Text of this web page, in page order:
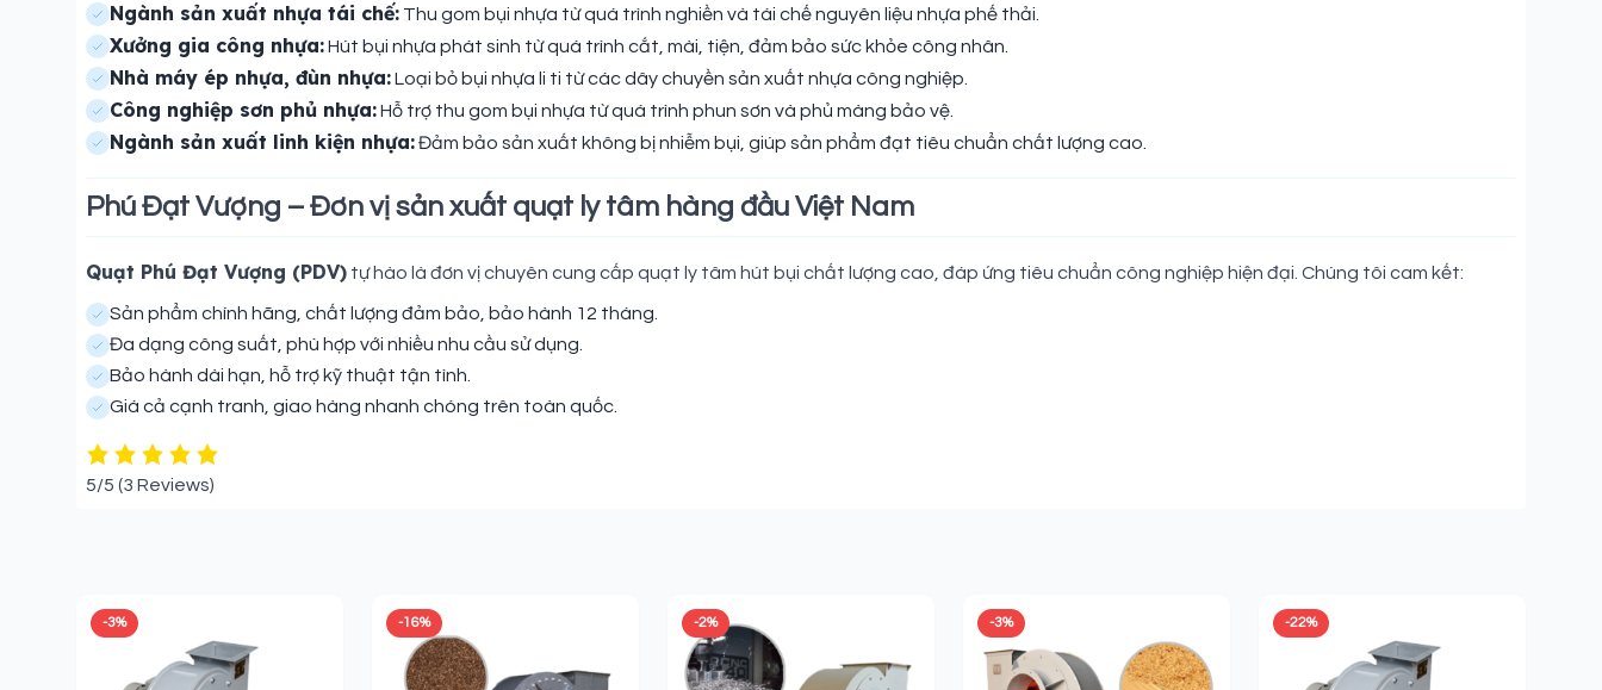
Ngành sản xuất nhựa tái chế: Thu gom bụi nhựa từ quá trình nghiền và tái chế nguyên liệu nhựa phế thải.
Xưởng gia công nhựa:Hút bụi nhựa phát sinh từ quá trình cắt, mài, tiện, đảm bảo sức khỏe công nhân.
Nhà máy ép nhựa, đùn nhựa:Loại bỏ bụi nhựa li ti từ các dây chuyền sản xuất nhựa công nghiệp.
Công nghiệp sơn phủ nhựa:Hỗ trợ thu gom bụi nhựa từ quá trình phun sơn và phủ màng bảo vệ.
Ngành sản xuất linh kiện nhựa:Đảm bảo sản xuất không bị nhiễm bụi, giúp sản phẩm đạt tiêu chuẩn chất lượng cao.
Phú Đạt Vượng – Đơn vị sản xuất quạt ly tâm hàng đầu Việt Nam
Quạt Phú Đạt Vượng (PDV) tự hào là đơn vị chuyên cung cấp quạt ly tâm hút bụi chất lượng cao, đáp ứng tiêu chuẩn công nghiệp hiện đại. Chúng tôi cam kết:
Sản phẩm chính hãng, chất lượng đảm bảo, bảo hành 12 tháng.
Đa dạng công suất, phù hợp với nhiều nhu cầu sử dụng.
Bảo hành dài hạn, hỗ trợ kỹ thuật tận tình.
Giá cả cạnh tranh, giao hàng nhanh chóng trên toàn quốc.
5/5 (3 Reviews)
-3% -16% -2% -3% -22%